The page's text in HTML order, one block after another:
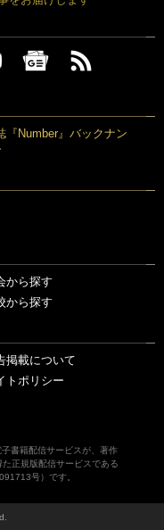
『Number』バックナン
から探す
から探す
掲載について
トポリシー
書籍配信サービスが、著作
正規版配信サービスである
号）です。